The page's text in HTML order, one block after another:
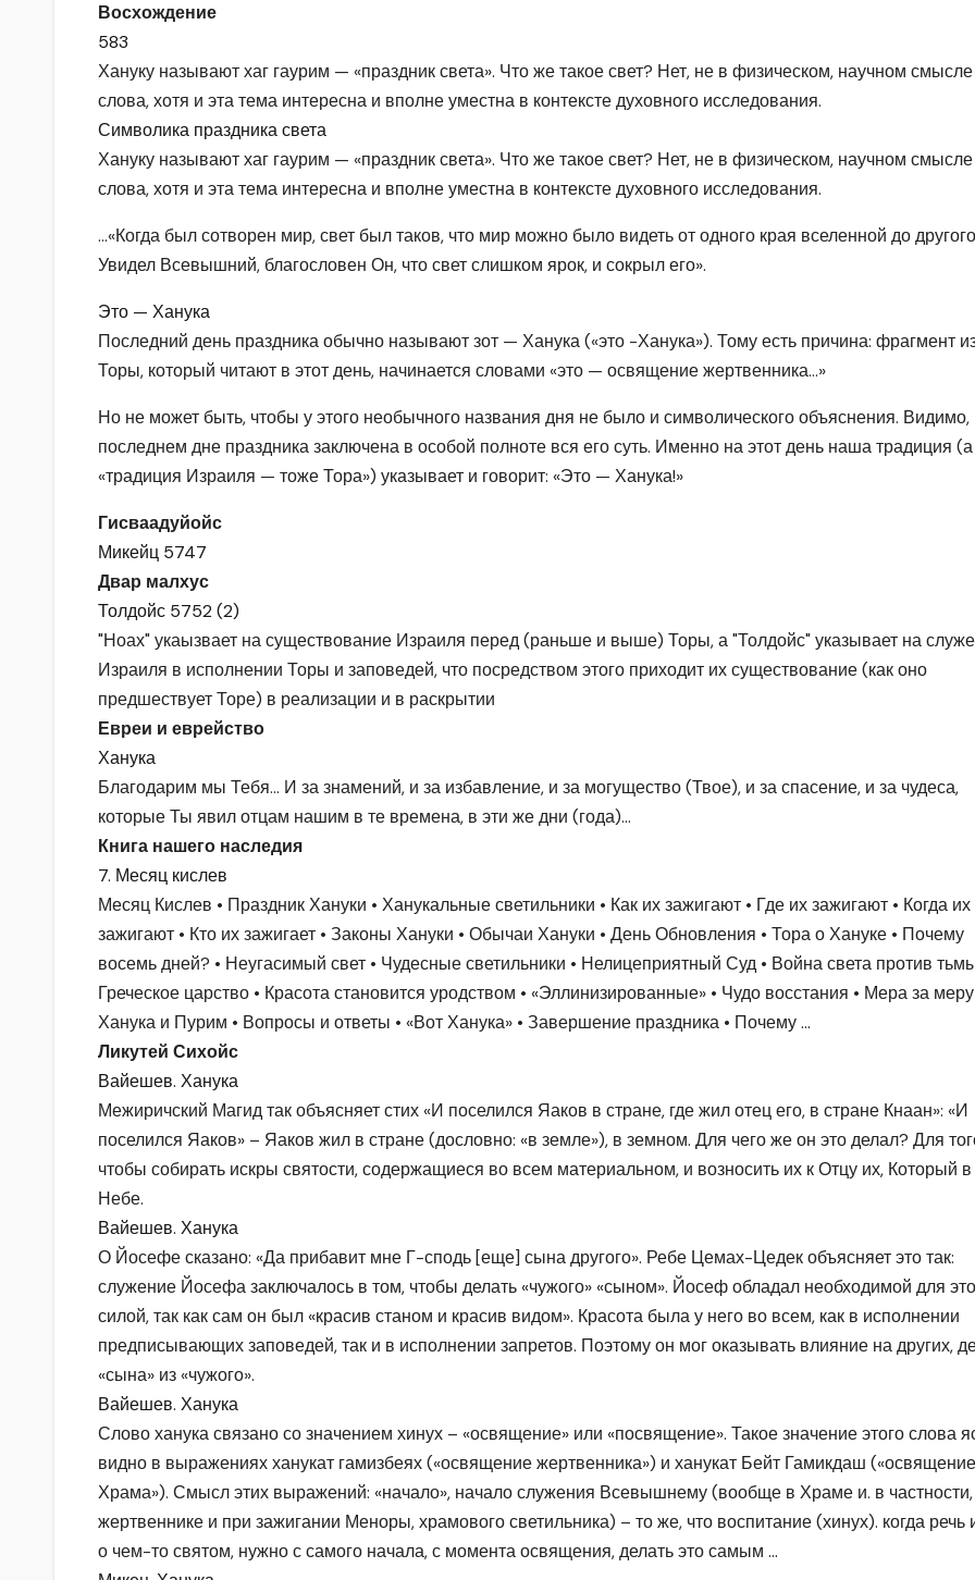
Восхождение
583
Хануку называют хаг гаурим — «праздник света». Что же такое свет? Нет, не в физическом, научном смысле
слова, хотя и эта тема интересна и вполне уместна в контексте духовного исследования.
Символика праздника света
Хануку называют хаг гаурим — «праздник света». Что же такое свет? Нет, не в физическом, научном смысле
слова, хотя и эта тема интересна и вполне уместна в контексте духовного исследования.
…«Когда был сотворен мир, свет был таков, что мир можно было видеть от одного края вселенной до
Увидел Всевышний, благословен Он, что свет слишком ярок, и сокрыл его».
Это — Ханука
Последний день праздника обычно называют зот — Ханука («это -Ханука»). Тому есть причина: фрагмент
Торы, который читают в этот день, начинается словами «это — освящение жертвенника…»
Но не может быть, чтобы у этого необычного названия дня не было и символического объяснения. Видимо,
последнем дне праздника заключена в особой полноте вся его суть. Именно на этот день наша традиция (а
«традиция Израиля — тоже Тора») указывает и говорит: «Это — Ханука!»
Гисваадуйойс
Микейц 5747
Двар малхус
Толдойс 5752 (2)
"Ноах" укаызвает на существование Израиля перед (раньше и выше) Торы, а "Толдойс" указывает на
Израиля в исполнении Торы и заповедей, что посредством этого приходит их существование (как оно
предшествует Торе) в реализации и в раскрытии
Евреи и еврейство
Ханука
Благодарим мы Тебя… И за знамений, и за избавление, и за могущество (Твое), и за спасение, и за чудеса,
которые Ты явил отцам нашим в те времена, в эти же дни (года)…
Книга нашего наследия
7. Месяц кислев
Месяц Кислев • Праздник Хануки • Ханукальные светильники • Как их зажигают • Где их зажигают • Когда их
зажигают • Кто их зажигает • Законы Хануки • Обычаи Хануки • День Обновления • Тора о Хануке • Почему
восемь дней? • Неугасимый свет • Чудесные светильники • Нелицеприятный Суд • Война света против
Греческое царство • Красота становится уродством • «Эллинизированные» • Чудо восстания • Мера за меру
Ханука и Пурим • Вопросы и ответы • «Вот Ханука» • Завершение праздника • Почему…
Ликутей Сихойс
Вайешев. Ханука
Межиричский Магид так объясняет стих «И поселился Яаков в стране, где жил отец его, в стране Кнаан»: «И
поселился Яаков» – Яаков жил в стране (дословно: «в земле»), в земном. Для чего же он это делал? Для
чтобы собирать искры святости, содержащиеся во всем материальном, и возносить их к Отцу их, Который в
Небе.
Вайешев. Ханука
О Йосефе сказано: «Да прибавит мне Г-сподь [еще] сына другого». Ребе Цемах-Цедек объясняет это так:
служение Йосефа заключалось в том, чтобы делать «чужого» «сыном». Йосеф обладал необходимой для
силой, так как сам он был «красив станом и красив видом». Красота была у него во всем, как в исполнении
предписывающих заповедей, так и в исполнении запретов. Поэтому он мог оказывать влияние на других,
«сына» из «чужого».
Вайешев. Ханука
Слово ханука связано со значением хинух – «освящение» или «посвящение». Такое значение этого слова
видно в выражениях ханукат гамизбеях («освящение жертвенника») и ханукат Бейт Гамикдаш («освящение
Храма»). Смысл этих выражений: «начало», начало служения Всевышнему (вообще в Храме и. в
жертвеннике и при зажигании Меноры, храмового светильника) – то же, что воспитание (хинух). когда речь
о чем-то святом, нужно с самого начала, с момента освящения, делать это самым …